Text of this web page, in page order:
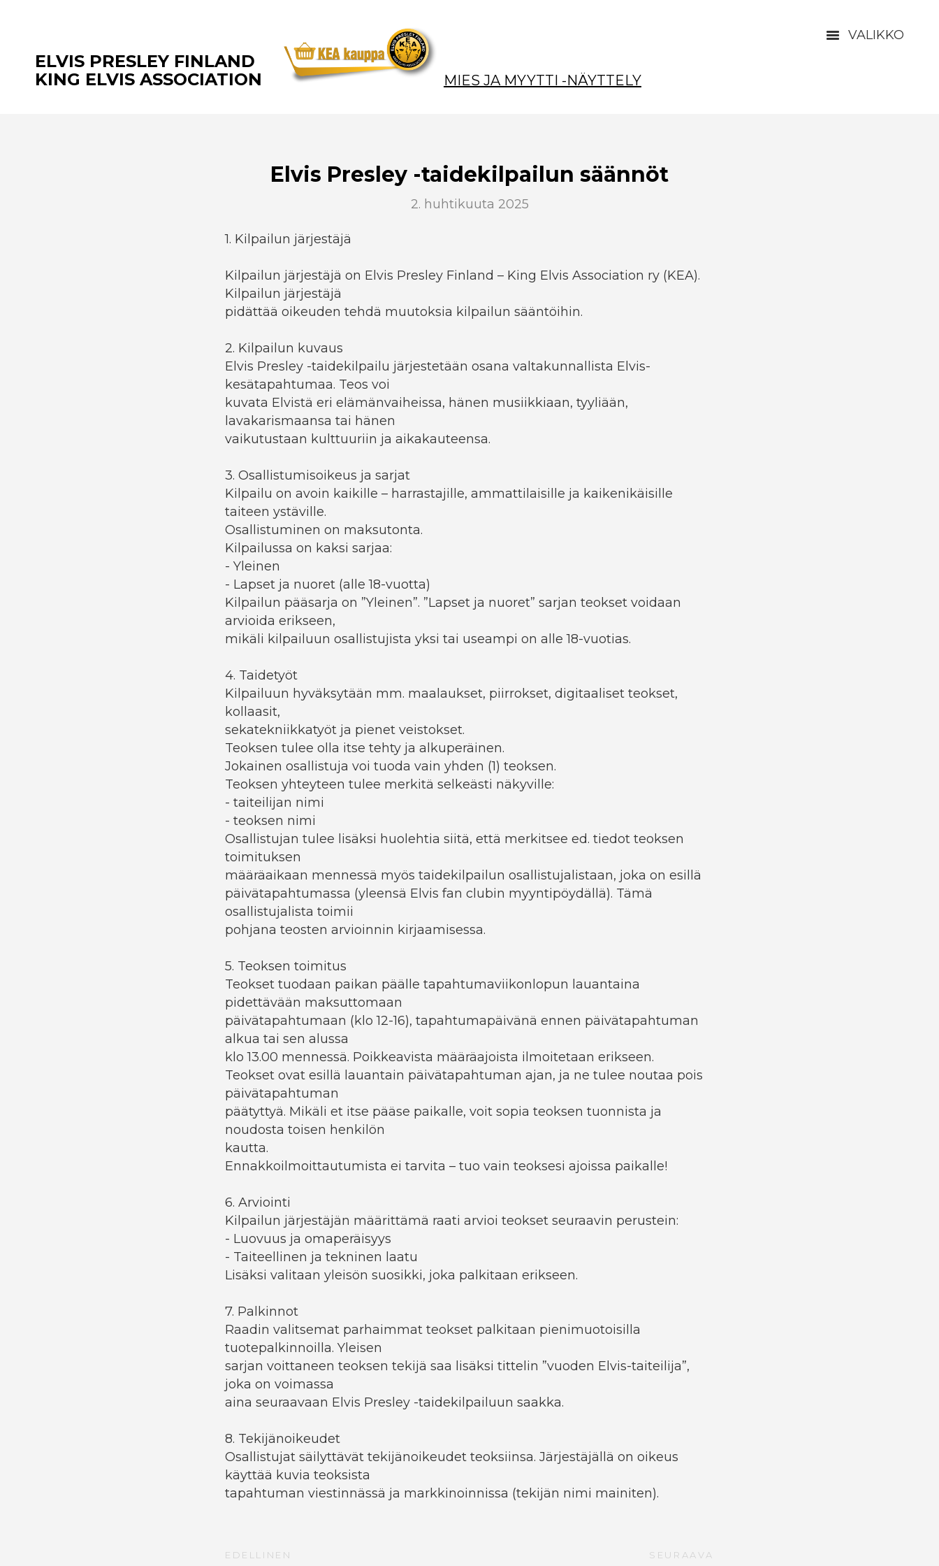
VALIKKO
ELVIS PRESLEY FINLAND
KING ELVIS ASSOCIATION
MIES JA MYYTTI -NÄYTTELY
Elvis Presley -taidekilpailun säännöt
2. huhtikuuta 2025
1. Kilpailun järjestäjä
Kilpailun järjestäjä on Elvis Presley Finland – King Elvis Association ry (KEA).
Kilpailun järjestäjä
pidättää oikeuden tehdä muutoksia kilpailun sääntöihin.
2. Kilpailun kuvaus
Elvis Presley -taidekilpailu järjestetään osana valtakunnallista Elvis-
kesätapahtumaa. Teos voi
kuvata Elvistä eri elämänvaiheissa, hänen musiikkiaan, tyyliään,
lavakarismaansa tai hänen
vaikutustaan kulttuuriin ja aikakauteensa.
3. Osallistumisoikeus ja sarjat
Kilpailu on avoin kaikille – harrastajille, ammattilaisille ja kaikenikäisille
taiteen ystäville.
Osallistuminen on maksutonta.
Kilpailussa on kaksi sarjaa:
- Yleinen
- Lapset ja nuoret (alle 18-vuotta)
Kilpailun pääsarja on ”Yleinen”. ”Lapset ja nuoret” sarjan teokset voidaan
arvioida erikseen,
mikäli kilpailuun osallistujista yksi tai useampi on alle 18-vuotias.
4. Taidetyöt
Kilpailuun hyväksytään mm. maalaukset, piirrokset, digitaaliset teokset,
kollaasit,
sekatekniikkatyöt ja pienet veistokset.
Teoksen tulee olla itse tehty ja alkuperäinen.
Jokainen osallistuja voi tuoda vain yhden (1) teoksen.
Teoksen yhteyteen tulee merkitä selkeästi näkyville:
- taiteilijan nimi
- teoksen nimi
Osallistujan tulee lisäksi huolehtia siitä, että merkitsee ed. tiedot teoksen
toimituksen
määräaikaan mennessä myös taidekilpailun osallistujalistaan, joka on esillä
päivätapahtumassa (yleensä Elvis fan clubin myyntipöydällä). Tämä
osallistujalista toimii
pohjana teosten arvioinnin kirjaamisessa.
5. Teoksen toimitus
Teokset tuodaan paikan päälle tapahtumaviikonlopun lauantaina
pidettävään maksuttomaan
päivätapahtumaan (klo 12-16), tapahtumapäivänä ennen päivätapahtuman
alkua tai sen alussa
klo 13.00 mennessä. Poikkeavista määräajoista ilmoitetaan erikseen.
Teokset ovat esillä lauantain päivätapahtuman ajan, ja ne tulee noutaa pois
päivätapahtuman
päätyttyä. Mikäli et itse pääse paikalle, voit sopia teoksen tuonnista ja
noudosta toisen henkilön
kautta.
Ennakkoilmoittautumista ei tarvita – tuo vain teoksesi ajoissa paikalle!
6. Arviointi
Kilpailun järjestäjän määrittämä raati arvioi teokset seuraavin perustein:
- Luovuus ja omaperäisyys
- Taiteellinen ja tekninen laatu
Lisäksi valitaan yleisön suosikki, joka palkitaan erikseen.
7. Palkinnot
Raadin valitsemat parhaimmat teokset palkitaan pienimuotoisilla
tuotepalkinnoilla. Yleisen
sarjan voittaneen teoksen tekijä saa lisäksi tittelin ”vuoden Elvis-taiteilija”,
joka on voimassa
aina seuraavaan Elvis Presley -taidekilpailuun saakka.
8. Tekijänoikeudet
Osallistujat säilyttävät tekijänoikeudet teoksiinsa. Järjestäjällä on oikeus
käyttää kuvia teoksista
tapahtuman viestinnässä ja markkinoinnissa (tekijän nimi mainiten).
EDELLINEN SEURAAVA